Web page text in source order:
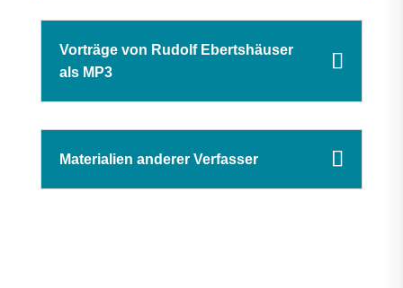
Vorträge von Rudolf Ebertshäuser
als MP3
Materialien anderer Verfasser